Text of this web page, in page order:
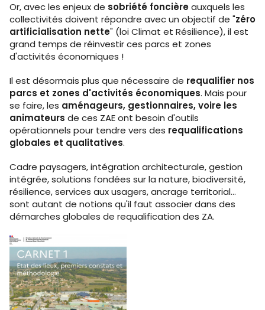
Or, avec les enjeux de sobriété foncièreauxquels les
collectivités doivent répondre avec un objectif de "zéro
artificialisation nette" (loi Climat et Résilience), il est
grand temps de réinvestir ces parcs et zones
d'activités économiques !
Il est désormais plus que nécessaire de requalifier nos
parcs et zones d'activités économiques. Mais pour
se faire, les aménageurs, gestionnaires, voire les
animateurs de ces ZAE ont besoin d'outils
opérationnels pour tendre vers des requalifications
globales et qualitatives.
Cadre paysagers, intégration architecturale, gestion
intégrée, solutions fondées sur la nature, biodiversité,
résilience, services aux usagers, ancrage territorial...
sont autant de notions qu'il faut associer dans des
démarches globales de requalification des ZA.